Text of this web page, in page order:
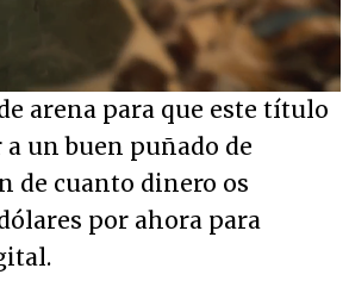
arena para que este título
un buen puñado de
de cuanto dinero os
por ahora para